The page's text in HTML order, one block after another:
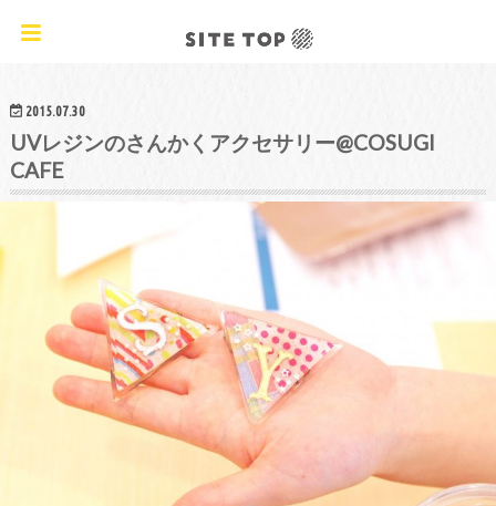
2015.07.30
UVレジンのさんかくアクセサリー@COSUGI
CAFE